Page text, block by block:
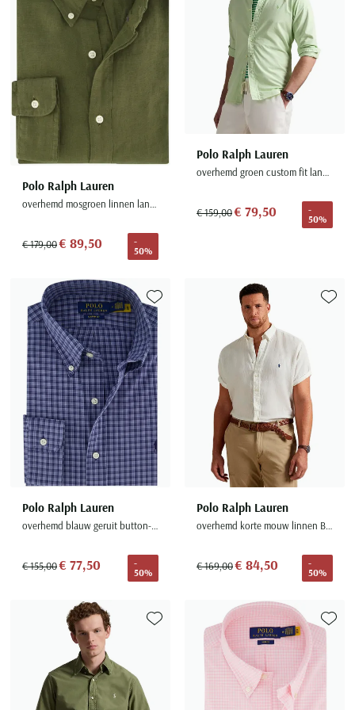
Polo Ralph Lauren
overhemd mosgroen linnen lange mouw
€ 179,00€ 89,50
-
50%
Polo Ralph Lauren
overhemd groen custom fit lange mouw
€ 159,00€ 79,50
-
50%
Polo Ralph Lauren
overhemd blauw geruit button-down
€ 155,00€ 77,50
-
50%
Toevoegen aan favorieten
Polo Ralph Lauren
overhemd korte mouw linnen Big & Tall
€ 169,00€ 84,50
-
50%
Toevoegen aan favorieten